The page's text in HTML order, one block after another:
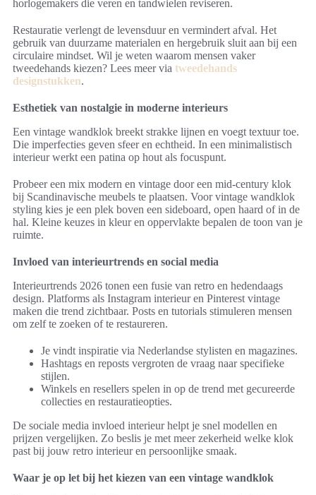
horlogemakers die veren en tandwielen reviseren.
Restauratie verlengt de levensduur en vermindert afval. Het
gebruik van duurzame materialen en hergebruik sluit aan bij een
circulaire mindset. Wil je weten waarom mensen vaker
tweedehands kiezen? Lees meer via tweedehands
designstukken.
Esthetiek van nostalgie in moderne interieurs
Een vintage wandklok breekt strakke lijnen en voegt textuur toe.
Die imperfecties geven sfeer en echtheid. In een minimalistisch
interieur werkt een patina op hout als focuspunt.
Probeer een mix modern en vintage door een mid-century klok
bij Scandinavische meubels te plaatsen. Voor vintage wandklok
styling kies je een plek boven een sideboard, open haard of in de
hal. Kleine keuzes in kleur en oppervlakte bepalen de toon van je
ruimte.
Invloed van interieurtrends en social media
Interieurtrends 2026 tonen een fusie van retro en hedendaags
design. Platforms als Instagram interieur en Pinterest vintage
maken die trend zichtbaar. Posts en tutorials stimuleren mensen
om zelf te zoeken of te restaureren.
Je vindt inspiratie via Nederlandse stylisten en magazines.
Hashtags en reposts vergroten de vraag naar specifieke
stijlen.
Winkels en resellers spelen in op de trend met gecureerde
collecties en restauratieopties.
De sociale media invloed interieur helpt je snel modellen en
prijzen vergelijken. Zo beslis je met meer zekerheid welke klok
past bij jouw retro interieur en persoonlijke smaak.
Waar je op let bij het kiezen van een vintage wandklok